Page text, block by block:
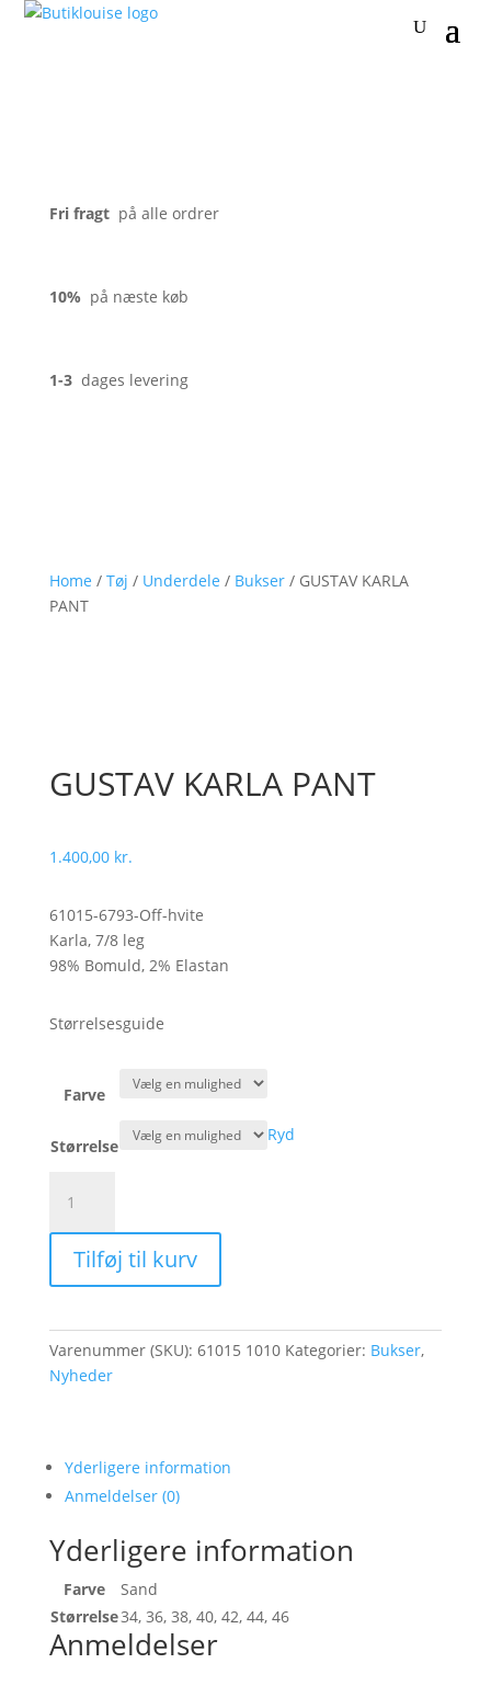
Fri fragtpå alle ordrer
10% på næste køb
1-3dages levering
Home / Tøj / Underdele / Bukser/ GUSTAV KARLA
PANT
GUSTAV KARLA PANT
1.400,00 kr.
61015-6793-Off-hvite
Karla, 7/8 leg
98% Bomuld, 2% Elastan
Størrelsesguide
Farve
Størrelse
Ryd
KARLA
PANT
antalTilføj til kurv
Varenummer (SKU): 61015 1010 Kategorier: Bukser,
Nyheder
Yderligere information
Anmeldelser (0)
Yderligere information
Farve
Sand
Størrelse34, 36, 38, 40, 42, 44, 46
Anmeldelser